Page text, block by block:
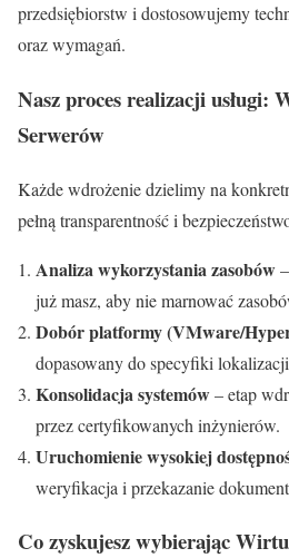
przedsiębiorstw i dostosowujemy
oraz wymagań.
Nasz proces realizacji usługi:
Serwerów
Każde wdrożenie dzielimy na
pełną transparentność i
Analiza wykorzystania zasobów
już masz, aby nie marnować
Dobór platformy (VMware/
dopasowany do specyfiki
Konsolidacja systemów– etap
przez certyfikowanych inżynierów.
Uruchomienie wysokiej
weryfikacja i przekazanie
Co zyskujesz wybierając